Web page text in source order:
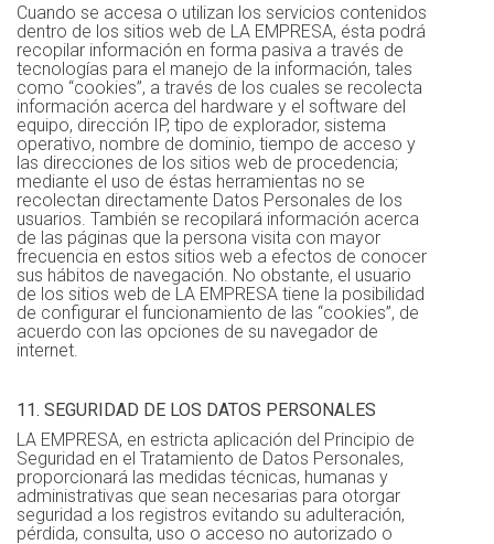
Cuando se accesa o utilizan los servicios contenidos
dentro de los sitios web de LA EMPRESA, ésta podrá
recopilar información en forma pasiva a través de
tecnologías para el manejo de la información, tales
como “cookies”, a través de los cuales se recolecta
información acerca del hardware y el software del
equipo, dirección IP, tipo de explorador, sistema
operativo, nombre de dominio, tiempo de acceso y
las direcciones de los sitios web de procedencia;
mediante el uso de éstas herramientas no se
recolectan directamente Datos Personales de los
usuarios. También se recopilará información acerca
de las páginas que la persona visita con mayor
frecuencia en estos sitios web a efectos de conocer
sus hábitos de navegación. No obstante, el usuario
de los sitios web de LA EMPRESA tiene la posibilidad
de configurar el funcionamiento de las “cookies”, de
acuerdo con las opciones de su navegador de
internet.
11. SEGURIDAD DE LOS DATOS PERSONALES
LA EMPRESA, en estricta aplicación del Principio de
Seguridad en el Tratamiento de Datos Personales,
proporcionará las medidas técnicas, humanas y
administrativas que sean necesarias para otorgar
seguridad a los registros evitando su adulteración,
pérdida, consulta, uso o acceso no autorizado o